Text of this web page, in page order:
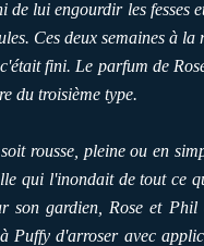
de lui engourdir les fesses
Ces deux semaines à
fini. Le parfum de
du troisième type.
rousse, pleine ou en
qui l'inondait de tout ce
son gardien, Rose et Phil
Puffy d'arroser avec